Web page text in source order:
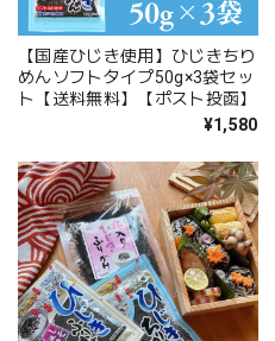
【国産ひじき使用】ひじきちり
めんソフトタイプ50g×3袋セッ
ト【送料無料】【ポスト投函】
¥1,580